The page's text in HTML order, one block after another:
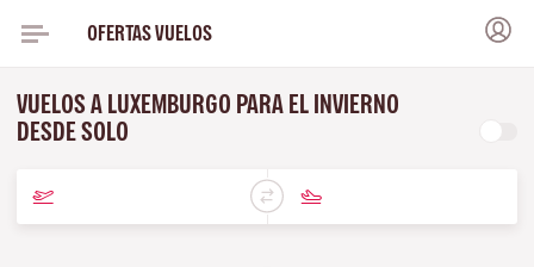
OFERTAS VUELOS
VUELOS A LUXEMBURGO PARA EL INVIERNO
DESDE SOLO